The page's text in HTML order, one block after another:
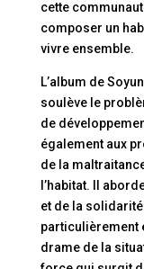
cette
composer un
vivre ensemble.
L’album de
soulève le
de
également aux
de la
l’habitat. Il
et de la
particulièrement
drame de la